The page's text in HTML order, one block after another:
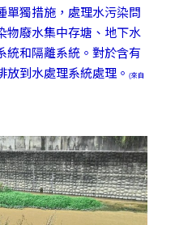
單獨措施，處理水污染問
物廢水集中存塘、地下水
統和隔離系統。對於含有
放到水處理系統處理。 (來自